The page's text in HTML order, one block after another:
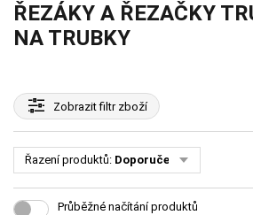
ŘEZÁKY A ŘEZAČKY
NA TRUBKY
Zobrazitfiltr zboží
Řazení produktů: Doporučené
Průběžné načítání produktů